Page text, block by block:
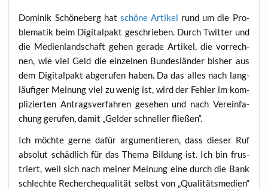
Domi­nik Schö­ne­berg hat schö­ne Arti­kel rund um die Pro­
ble­ma­tik beim Digi­tal­pakt geschrie­ben. Durch Twit­ter und
die Medi­en­land­schaft gehen gera­de Arti­kel, die vor­rech­
nen, wie viel Geld die ein­zel­nen Bun­des­län­der bis­her aus
dem Digi­tal­pakt abge­ru­fen haben. Da das alles nach lang­
läu­fi­ger Mei­nung viel zu wenig ist, wird der Feh­ler im kom­
pli­zier­ten Antrags­ver­fah­ren gese­hen und nach Ver­ein­fa­
chung geru­fen, damit „Gel­der schnel­ler fließen“.
Ich möch­te ger­ne dafür argu­men­tie­ren, dass die­ser Ruf
abso­lut schäd­lich für das The­ma Bil­dung ist. Ich bin frus­
triert, weil sich nach mei­ner Mei­nung eine durch die Bank
schlech­te Recher­che­qua­li­tät selbst von „Qua­li­täts­me­di­en“